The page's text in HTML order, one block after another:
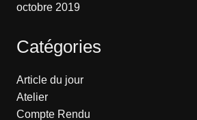
octobre 2019
Catégories
Article du jour
Atelier
Compte Rendu